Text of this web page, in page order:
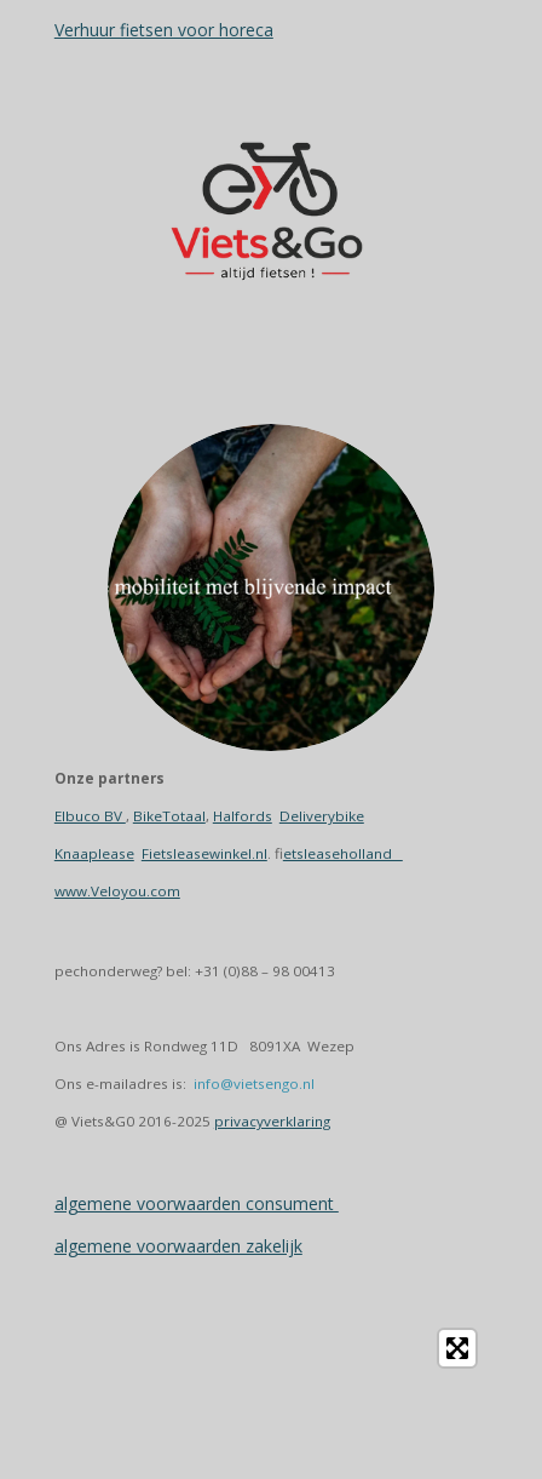
Verhuur fietsen voor horeca
Onze partners
Elbuco BV , BikeTotaal, Halfords Deliverybike
Knaaplease Fietsleasewinkel.nl. fietsleaseholland
www.Veloyou.com
pechonderweg? bel: +31 (0)88 – 98 00413
Ons Adres is Rondweg 11D 8091XA Wezep
Ons e-mailadres is: info@vietsengo.nl
@ Viets&G0 2016-2025 privacyverklaring
algemene voorwaarden consument
algemene voorwaarden zakelijk